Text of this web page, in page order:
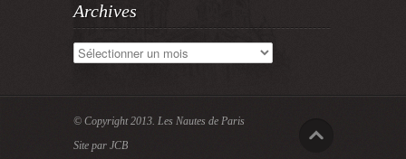
Archives
Archives
© Copyright 2013. Les Nautes de Paris
Site par JCB